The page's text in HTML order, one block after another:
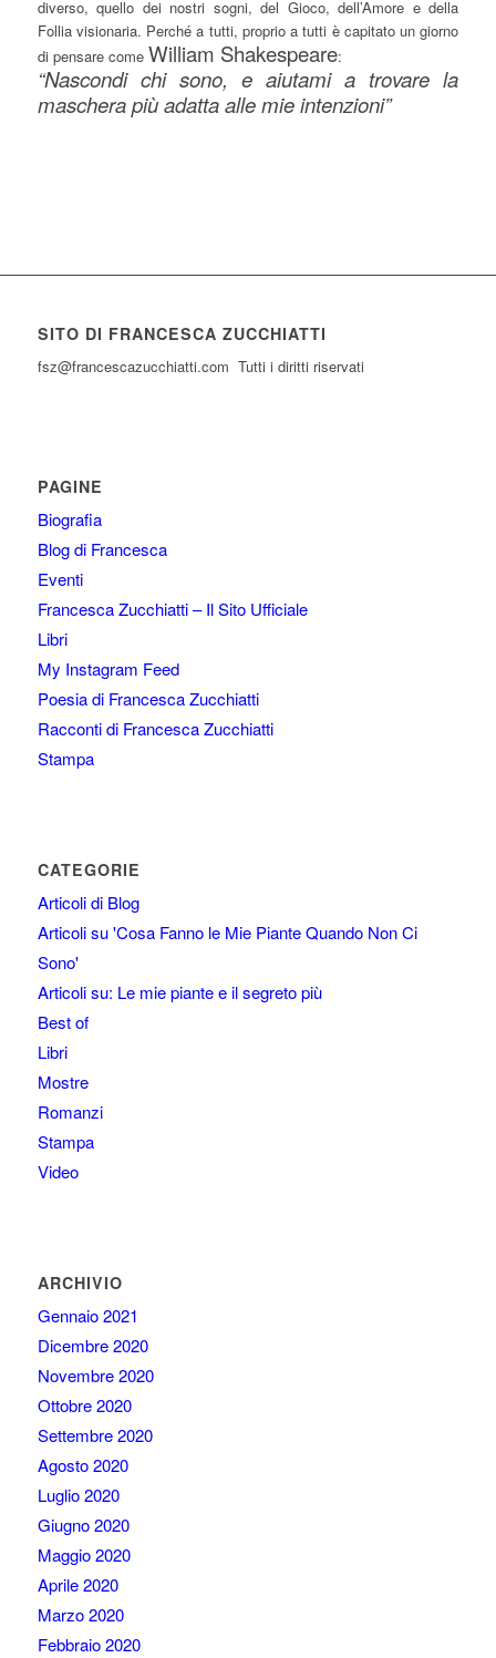
diverso, quello dei nostri sogni, del Gioco, dell’Amore e della
Follia visionaria. Perché a tutti, proprio a tutti è capitato un giorno
di pensare come William Shakespeare:
“Nascondi chi sono, e aiutami a trovare la
maschera più adatta alle mie intenzioni”
SITO DI FRANCESCA ZUCCHIATTI
fsz@francescazucchiatti.com Tutti i diritti riservati
PAGINE
Biografia
Blog di Francesca
Eventi
Francesca Zucchiatti – Il Sito Ufficiale
Libri
My Instagram Feed
Poesia di Francesca Zucchiatti
Racconti di Francesca Zucchiatti
Stampa
CATEGORIE
Articoli di Blog
Articoli su 'Cosa Fanno le Mie Piante Quando Non Ci
Sono'
Articoli su: Le mie piante e il segreto più
Best of
Libri
Mostre
Romanzi
Stampa
Video
ARCHIVIO
Gennaio 2021
Dicembre 2020
Novembre 2020
Ottobre 2020
Settembre 2020
Agosto 2020
Luglio 2020
Giugno 2020
Maggio 2020
Aprile 2020
Marzo 2020
Febbraio 2020